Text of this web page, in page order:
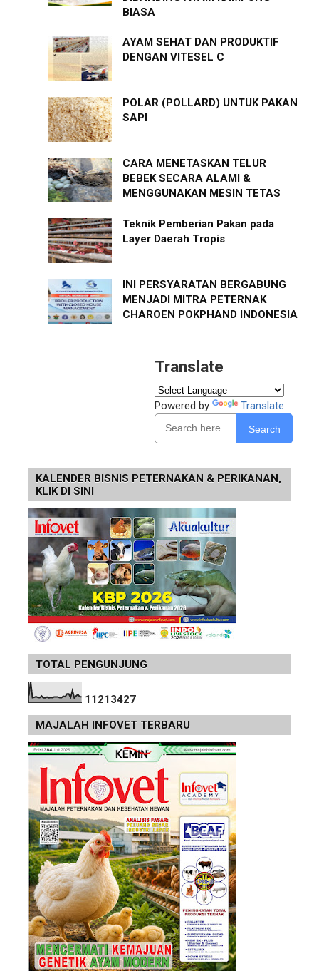
BIASA
AYAM SEHAT DAN PRODUKTIF
DENGAN VITESEL C
POLAR (POLLARD) UNTUK PAKAN
SAPI
CARA MENETASKAN TELUR
BEBEK SECARA ALAMI &
MENGGUNAKAN MESIN TETAS
Teknik Pemberian Pakan pada
Layer Daerah Tropis
INI PERSYARATAN BERGABUNG
MENJADI MITRA PETERNAK
CHAROEN POKPHAND INDONESIA
Translate
Powered by Translate
Search
KALENDER BISNIS PETERNAKAN & PERIKANAN,
KLIK DI SINI
TOTAL PENGUNJUNG
11213427
MAJALAH INFOVET TERBARU